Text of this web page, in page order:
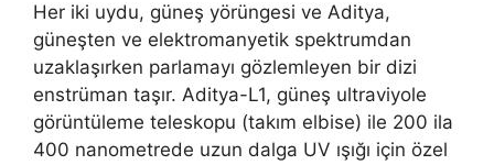
Her iki uydu, güneş yörüngesi ve Aditya,
güneşten ve elektromanyetik spektrumdan
uzaklaşırken parlamayı gözlemleyen bir dizi
enstrüman taşır. Aditya-L1, güneş ultraviyole
görüntüleme teleskopu (takım elbise) ile 200 ila
400 nanometrede uzun dalga UV ışığı için özel